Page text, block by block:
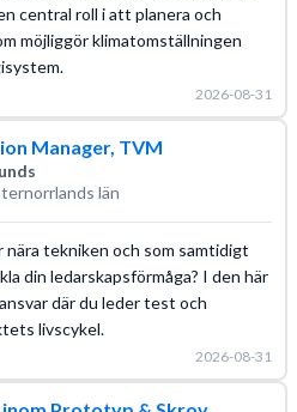
central roll i att planera och
möjliggör klimatomställningen
2026-08-31
Manager, TVM
län
tekniken och som samtidigt
din ledarskapsförmåga? I den här
där du leder test och
livscykel.
2026-08-31